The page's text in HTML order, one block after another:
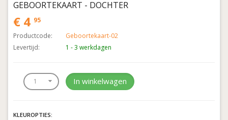
GEBOORTEKAART - DOCHTER
€ 4 95
Productcode:
Geboortekaart-02
Levertijd:
1 - 3 werkdagen
In winkelwagen
KLEUROPTIES: